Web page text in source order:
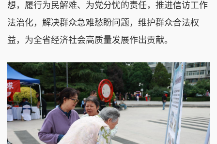
想，履行为民解难、为党分忧的责任，推进信访工作
法治化，解决群众急难愁盼问题，维护群众合法权
益，为全省经济社会高质量发展作出贡献。